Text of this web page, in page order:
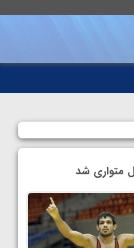
متواری شد